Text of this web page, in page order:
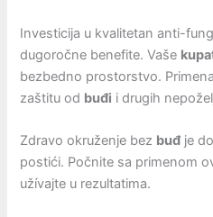
Investicija u kvalitetan anti-
dugoročne benefite. Vaše
bezbedno prostorstvo.
zaštitu od buđi i drugih
Zdravo okruženje bez buđ je
postići. Počnite sa primenom
užívajte u rezultatima.